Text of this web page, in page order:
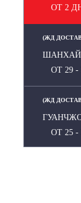
ОТ 2
(ЖД
ШАНХАЙ
ОТ 29
(ЖД
ОТ 25